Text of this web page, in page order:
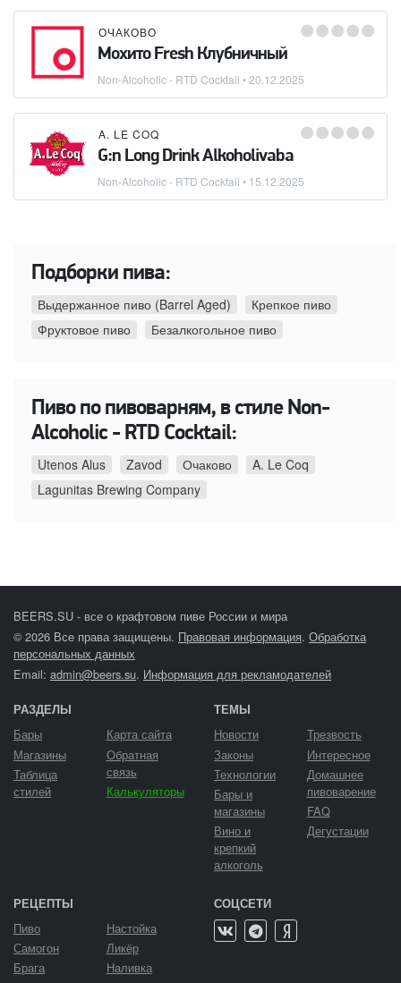
ОЧАКОВО
Мохито Fresh Клубничный
Non-Alcoholic - RTD Cocktail •20.12.2025
A. LE COQ
G:n Long Drink Alkoholivaba
Non-Alcoholic - RTD Cocktail • 15.12.2025
Подборки пива:
Выдержанное пиво (Barrel Aged)
Крепкое пиво
Фруктовое пиво
Безалкогольное пиво
Пиво по пивоварням, в стиле Non-
Alcoholic - RTD Cocktail:
Utenos Alus Zavod Очаково
A. Le Coq
Lagunitas Brewing Company
BEERS.SU - все о крафтовом пиве России и мира
© 2026 Все права защищены. Правовая информация. Обработка
персональных данных
Email: admin@beers.su. Информация для рекламодателей
РАЗДЕЛЫ
Бары
Магазины
Таблица
стилей
Карта сайта
Обратная
связь
Калькуляторы
ТЕМЫ
Новости
Законы
Технологии
Бары и
магазины
Вино и
крепкий
алкоголь
Трезвость
Интересное
Домашнее
пивоварение
FAQ
Дегустации
РЕЦЕПТЫ
Пиво
Самогон
Брага
Настойка
Ликёр
Наливка
СОЦСЕТИ